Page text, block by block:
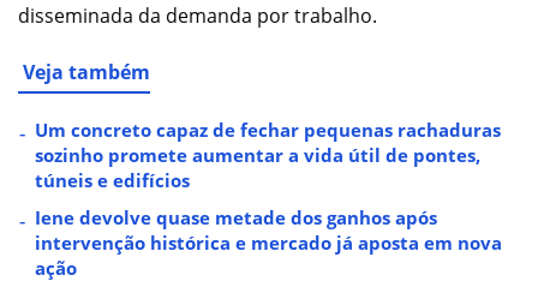
disseminada da demanda por trabalho.
Veja também
Um concreto capaz de fechar pequenas rachaduras
sozinho promete aumentar a vida útil de pontes,
túneis e edifícios
Iene devolve quase metade dos ganhos após
intervenção histórica e mercado já aposta em nova
ação